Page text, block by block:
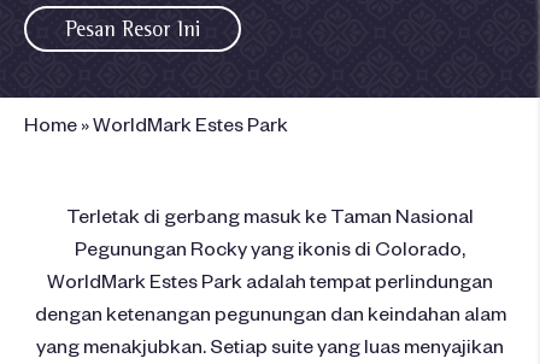
Pesan Resor Ini
Home »WorldMark Estes Park
Terletak di gerbang masuk ke Taman Nasional
Pegunungan Rocky yang ikonis di Colorado,
WorldMark Estes Park adalah tempat perlindungan
dengan ketenangan pegunungan dan keindahan alam
yang menakjubkan. Setiap suite yang luas menyajikan